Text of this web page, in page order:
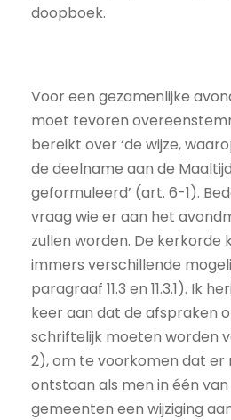
doopboek.
Voor een gezamenlijke
moet tevoren
bereikt over ‘de wijze,
de deelname aan de
geformuleerd’ (art. 6-1).
vraag wie er aan het
zullen worden. De kerkorde
immers verschillende
paragraaf 11.3 en 11.3.1). Ik
keer aan dat de afspraken
schriftelijk moeten worden
2), om te voorkomen dat er
ontstaan als men in één
gemeenten een wijziging